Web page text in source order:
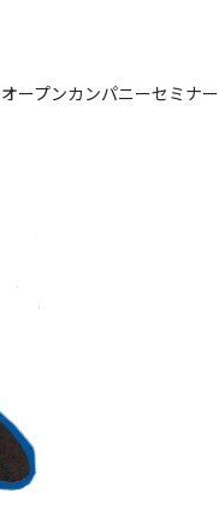
ープンカンパニーセミナー